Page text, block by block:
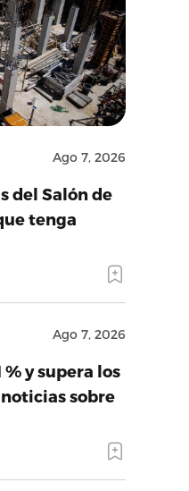
Ago 7, 2026
del Salón de
tenga
Ago 7, 2026
y supera los
sobre